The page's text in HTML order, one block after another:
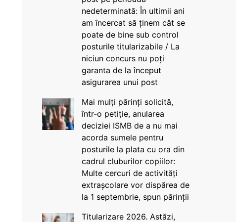
nedeterminată: În ultimii ani
am încercat să ținem cât se
poate de bine sub control
posturile titularizabile / La
niciun concurs nu poți
garanta de la început
asigurarea unui post
Mai mulți părinți solicită,
într-o petiție, anularea
deciziei ISMB de a nu mai
acorda sumele pentru
posturile la plata cu ora din
cadrul cluburilor copiilor:
Multe cercuri de activități
extrașcolare vor dispărea de
la 1 septembrie, spun părinții
Titularizare 2026. Astăzi,